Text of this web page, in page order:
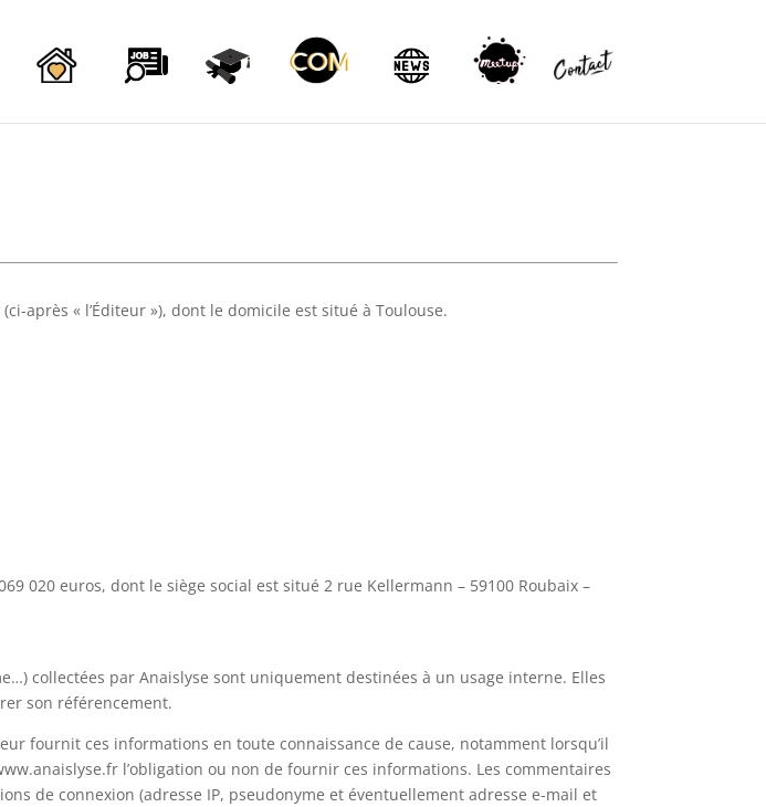
après « l’Éditeur »), dont le domicile est situé à Toulouse.
020 euros, dont le siège social est situé 2 rue Kellermann – 59100 Roubaix –
collectées par Anaislyse sont uniquement destinées à un usage interne. Elles
son référencement.
fournit ces informations en toute connaissance de cause, notamment lorsqu’il
l’obligation ou non de fournir ces informations. Les commentaires
de connexion (adresse IP, pseudonyme et éventuellement adresse e-mail et